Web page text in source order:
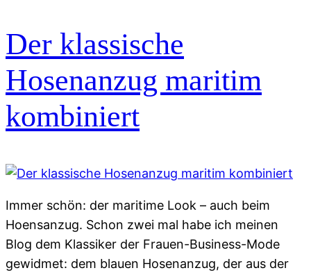
Der klassische
Hosenanzug maritim
kombiniert
Immer schön: der maritime Look – auch beim
Hoensanzug. Schon zwei mal habe ich meinen
Blog dem Klassiker der Frauen-Business-Mode
gewidmet: dem blauen Hosenanzug, der aus der